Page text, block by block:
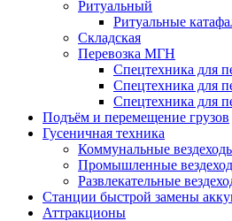
Ритуальный
Ритуальные
Складская
Перевозка МГН
Спецтехника для
Спецтехника для
Спецтехника для
Подъём и перемещение грузов
Гусеничная техника
Коммунальные
Промышленные
Развлекательные
Станции быстрой замены
Аттракционы